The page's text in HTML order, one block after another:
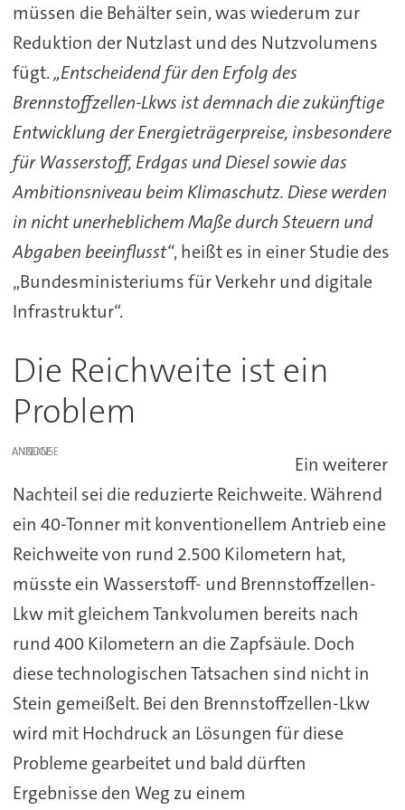
müssen die Behälter sein, was wiederum zur
Reduktion der Nutzlast und des Nutzvolumens
fügt.„Entscheidend für den Erfolg des
Brennstoffzellen-Lkws ist demnach die zukünftige
Entwicklung der Energieträgerpreise, insbesondere
für Wasserstoff, Erdgas und Diesel sowie das
Ambitionsniveau beim Klimaschutz. Diese werden
in nicht unerheblichem Maße durch Steuern und
Abgaben beeinflusst“, heißt es in einer Studie des
„Bundesministeriums für Verkehr und digitale
Infrastruktur“.
Die Reichweite ist ein
Problem
ANZEIGE
Ein weiterer
Nachteil sei die reduzierte Reichweite. Während
ein 40-Tonner mit konventionellem Antrieb eine
Reichweite von rund 2.500 Kilometern hat,
müsste ein Wasserstoff- und Brennstoffzellen-
Lkw mit gleichem Tankvolumen bereits nach
rund 400 Kilometern an die Zapfsäule. Doch
diese technologischen Tatsachen sind nicht in
Stein gemeißelt. Bei den Brennstoffzellen-Lkw
wird mit Hochdruck an Lösungen für diese
Probleme gearbeitet und bald dürften
Ergebnisse den Weg zu einem